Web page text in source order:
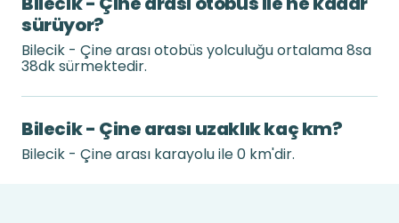
sürüyor?
Bilecik - Çine arası otobüs yolculuğu ortalama 8sa
38dk sürmektedir.
Bilecik - Çine arası uzaklık kaç km?
Bilecik - Çine arası karayolu ile 0 km'dir.